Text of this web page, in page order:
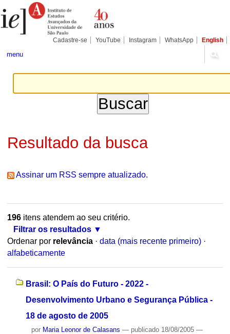
para
conteúdo.
Pessoais
Cadastre-se YouTube Instagram WhatsApp English
menu
Resultado da busca
Assinar um RSS sempre atualizado.
196itens atendem ao seu critério.
Filtrar os resultados
Ordenar por relevância · data (mais recente primeiro) ·
alfabeticamente
Brasil: O País do Futuro - 2022 -
Desenvolvimento Urbano e Segurança Pública -
18 de agosto de 2005
por Maria Leonor de Calasans — publicado18/08/2005 —